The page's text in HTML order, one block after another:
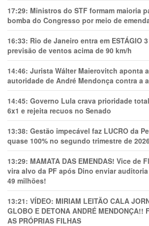
17:29: Ministros do STF formam maioria
bomba do Congresso por meio de
16:33: Rio de Janeiro entra em ESTÁGIO
previsão de ventos acima de 90 km/h
14:46: Jurista Wálter Maierovitch aponta
autoridade de André Mendonça contra a
14:45: Governo Lula crava prioridade
6x1 e rejeita recuos no Senado
13:38: Gestão impecável faz LUCRO da
quase 100% no segundo trimestre de
13:29: MAMATA DAS EMENDAS! Vice de
vira alvo da PF após Dino enviar
49 milhões!
13:21: VÍDEO: MIRIAM LEITÃO CALA
GLOBO E DETONA ANDRÉ MENDONÇA!!
AS PRÓPRIAS FILHAS